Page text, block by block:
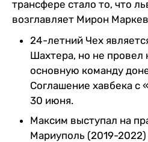
трансфере стало то, что
возглавляет Мирон
24-летний Чех
Шахтера, но не провел
основную команду
Соглашение хавбека с
30 июня.
Максим выступал на
Мариуполь (2019-